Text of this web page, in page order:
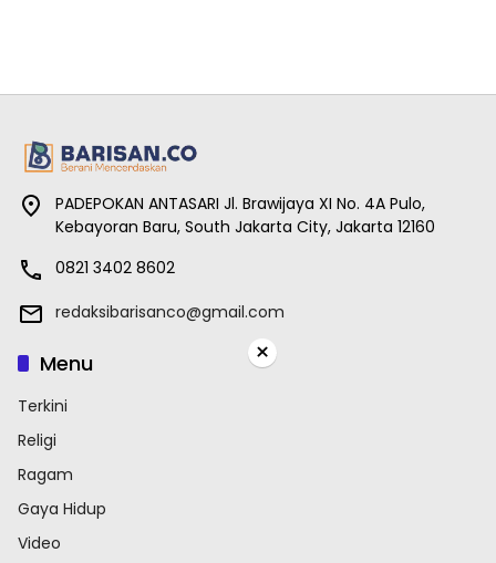
PADEPOKAN ANTASARI Jl. Brawijaya XI No. 4A Pulo,
Kebayoran Baru, South Jakarta City, Jakarta 12160
0821 3402 8602
redaksibarisanco@gmail.com
Menu
Terkini
Religi
Ragam
Gaya Hidup
Video
×